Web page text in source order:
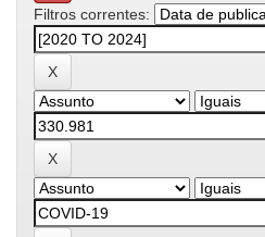
Filtros correntes: